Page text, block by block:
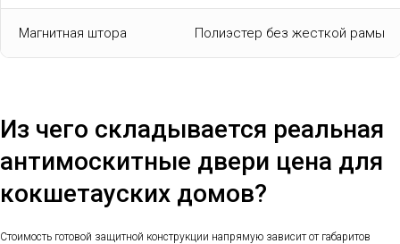
Магнитная штора Полиэстер без жесткой рамы
Из чего складывается реальная
антимоскитные двери цена для
кокшетауских домов?
Стоимость готовой защитной конструкции напрямую зависит от габаритов